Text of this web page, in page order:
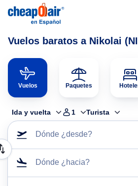
Vuelos baratos a Nikolai
Vuelos Paquetes
Ida y vuelta 1 Turista
Dónde ¿desde?
Dónde ¿hacia?